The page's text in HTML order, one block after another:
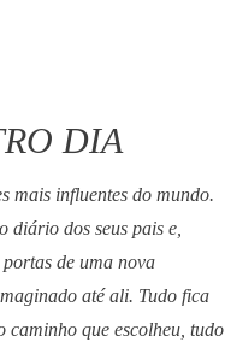
DIA
mais influentes do mundo.
diário dos seus pais e,
portas de uma nova
até ali. Tudo fica
caminho que escolheu, tudo